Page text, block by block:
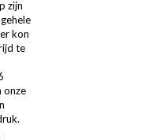
zijn
kon
te
onze